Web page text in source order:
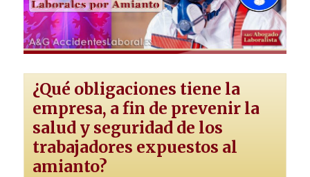
¿Qué obligaciones tiene la
empresa, a fin de prevenir la
salud y seguridad de los
trabajadores expuestos al
amianto?